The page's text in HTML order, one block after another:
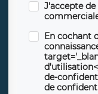
J'accepte
En cochant
de-
de